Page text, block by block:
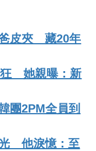
皮夾 藏20年
她親曝：新
團2PM全員到
他淚憶：至